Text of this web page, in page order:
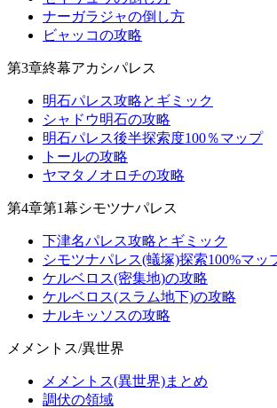
ナーガラジャの倒し方
ビャッコの攻略
第3章終幕アカシパレス
明石パレス攻略とギミック
シャドウ明石の攻略
明石パレス後半探索度100％マップ
トールの攻略
ヤマタノオロチの攻略
第4章第1幕シモツナパレス
下津名パレス攻略とギミック
シモツナパレス(蟻塚)探索100%マッ
ケルベロス(密集地)の攻略
ケルベロス(スラム地下)の攻略
ナルキッソスの攻略
メメントス/異世界
メメントス(異世界)まとめ
調伏の領域